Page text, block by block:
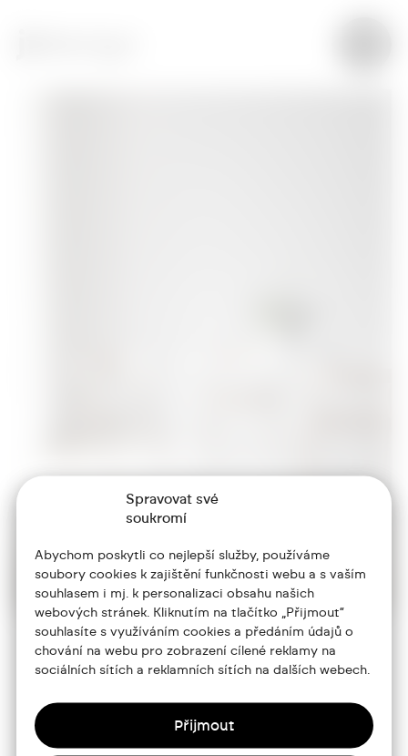
Spravovat své
soukromí
Abychom poskytli co nejlepší služby, používáme
soubory cookies k zajištění funkčnosti webu a s vaším
souhlasem i mj. k personalizaci obsahu našich
webových stránek. Kliknutím na tlačítko „Přijmout“
souhlasíte s využíváním cookies a předáním údajů o
chování na webu pro zobrazení cílené reklamy na
sociálních sítích a reklamních sítích na dalších webech.
Přijmout
+420 773 986 416
jtdesign@joseftrakal.cz